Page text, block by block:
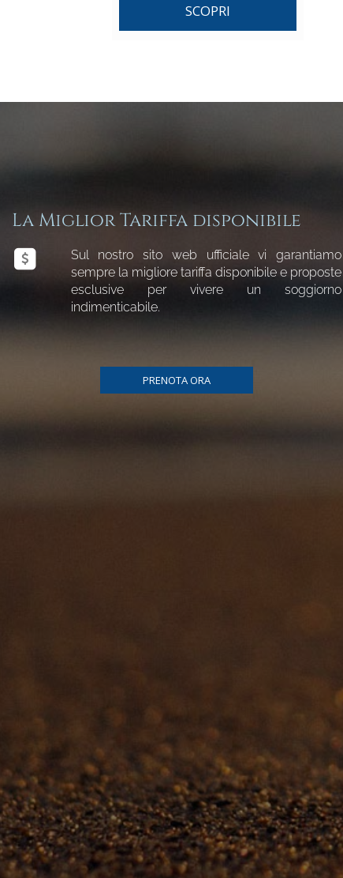
SCOPRI
La Miglior Tariffa disponibile
Sul nostro sito web ufficiale vi garantiamo
sempre la migliore tariffa disponibile e proposte
esclusive per vivere un soggiorno
indimenticabile.
PRENOTA ORA